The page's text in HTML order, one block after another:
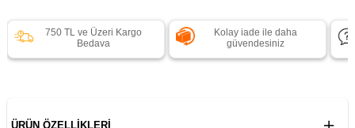
750 TL ve Üzeri Kargo
Bedava
Kolay iade ile daha
güvendesiniz
ÜRÜN ÖZELLIKLERI